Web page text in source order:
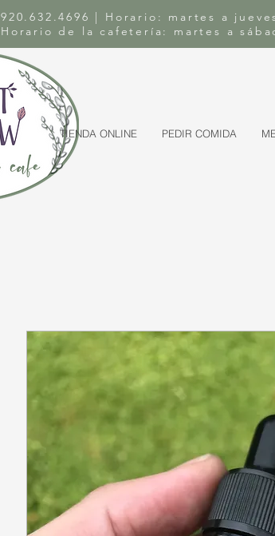
920.632.4696 | Horario: martes a
Horario de la cafetería: martes a
TIENDA ONLINE PEDIR COMIDA